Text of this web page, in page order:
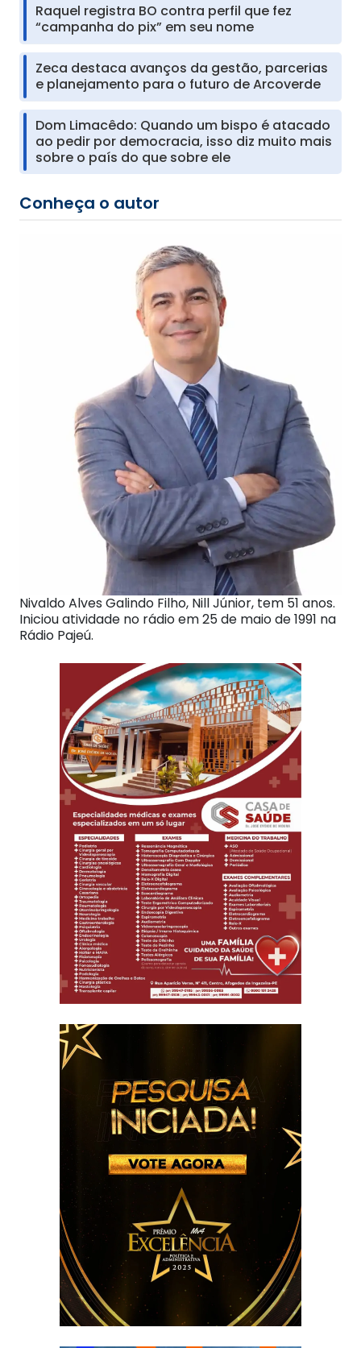
Raquel registra BO contra perfil que fez
“campanha do pix” em seu nome
Zeca destaca avanços da gestão, parcerias
e planejamento para o futuro de Arcoverde
Dom Limacêdo: Quando um bispo é atacado
ao pedir por democracia, isso diz muito mais
sobre o país do que sobre ele
Conheça o autor
Nivaldo Alves Galindo Filho, Nill Júnior, tem 51 anos.
Iniciou atividade no rádio em 25 de maio de 1991 na
Rádio Pajeú.